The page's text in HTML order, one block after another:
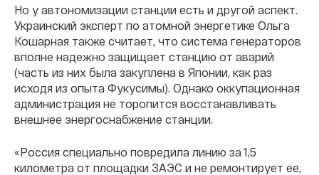
Но у автономизации станции есть и другой аспект.
Украинский эксперт по атомной энергетике Ольга
Кошарная также считает, что система генераторов
вполне надежно защищает станцию от аварий
(часть из них была закуплена в Японии, как раз
исходя из опыта Фукусимы). Однако оккупационная
администрация не торопится восстанавливать
внешнее энергоснабжение станции.
«Россия специально повредила линию за 1,5
километра от площадки ЗАЭС и не ремонтирует ее,